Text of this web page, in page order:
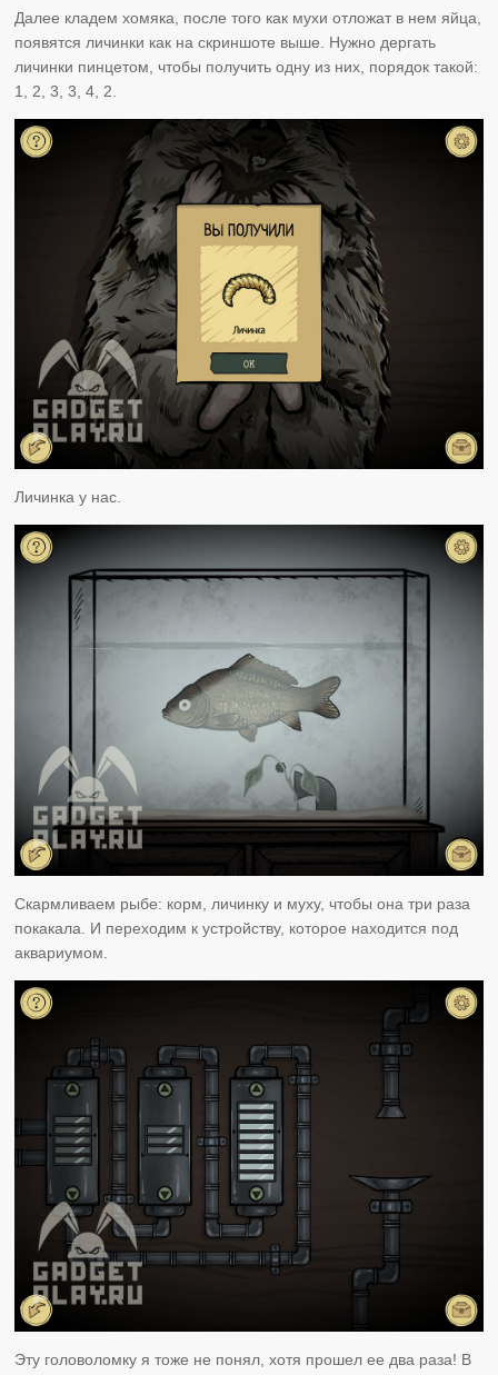
Далее кладем хомяка, после того как мухи отложат в нем яйца,
появятся личинки как на скриншоте выше. Нужно дергать
личинки пинцетом, чтобы получить одну из них, порядок такой:
1, 2, 3, 3, 4, 2.
Личинка у нас.
Скармливаем рыбе: корм, личинку и муху, чтобы она три раза
покакала. И переходим к устройству, которое находится под
аквариумом.
Эту головоломку я тоже не понял, хотя прошел ее два раза! В